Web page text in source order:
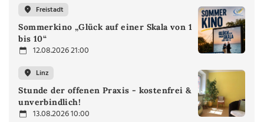
Freistadt
Sommerkino „Glück auf einer Skala von 1
bis 10“
12.08.2026 21:00
Linz
Stunde der offenen Praxis - kostenfrei &
unverbindlich!
13.08.2026 10:00